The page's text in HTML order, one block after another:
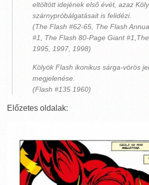
eltöltött idejének első évét, azaz
szárnypróbálgatásait is felidézi.
(The Flash #62-65, The Flash
#1, The Flash 80-Page Giant
1995, 1997, 1998)
Kölyök Flash ikonikus sárga-vörös
megjelenése.
(Flash #135 1960)
Előzetes oldalak: